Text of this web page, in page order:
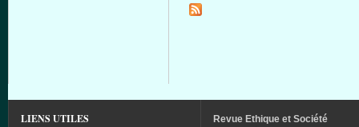
LIENS UTILES Revue Ethique et Société